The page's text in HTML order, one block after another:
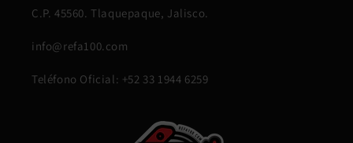
C.P. 45560. Tlaquepaque, Jalisco.
info@refa100.com
Teléfono Oficial: +52 33 1944 6259